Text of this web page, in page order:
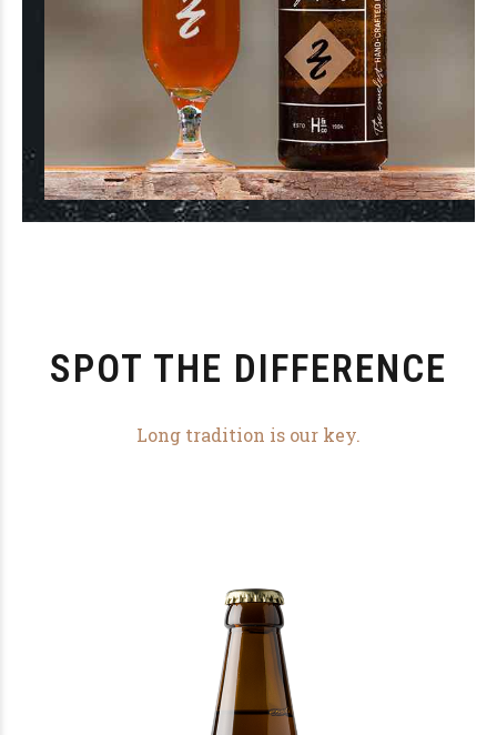
SPOT THE DIFFERENCE
Long tradition is our key.